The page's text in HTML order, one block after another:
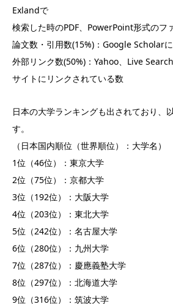
Exlandで
検索した時のPDF、PowerPoint形式のフ
論文数・引用数(15%)：Google Scholar
外部リンク数(50%)：Yahoo、Live
サイトにリンクされている数
日本の大学ランキングも出されており、
す。
（日本国内順位（世界順位）：大学名）
1位（46位）：東京大学
2位（75位）：京都大学
3位（192位）：大阪大学
4位（203位）：東北大学
5位（242位）：名古屋大学
6位（280位）：九州大学
7位（287位）：慶應義塾大学
8位（297位）：北海道大学
9位（316位）：筑波大学